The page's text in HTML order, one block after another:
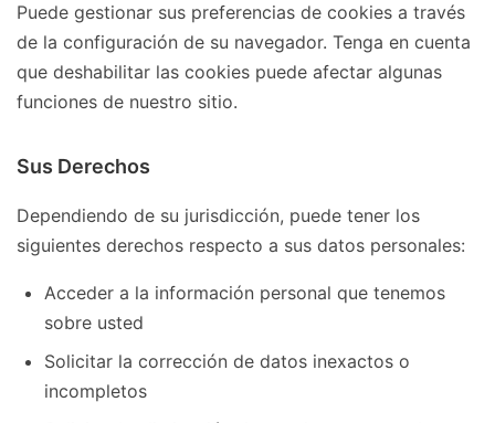
Puede gestionar sus preferencias de cookies a través
de la configuración de su navegador. Tenga en cuenta
que deshabilitar las cookies puede afectar algunas
funciones de nuestro sitio.
Sus Derechos
Dependiendo de su jurisdicción, puede tener los
siguientes derechos respecto a sus datos personales:
Acceder a la información personal que tenemos
sobre usted
Solicitar la corrección de datos inexactos o
incompletos